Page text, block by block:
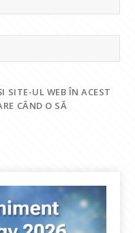
SITE-UL WEB ÎN ACEST
CÂND O SĂ